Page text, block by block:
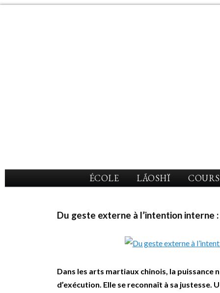
ÉCOLE LÃOSHÏ COURS
Du geste externe à l’intention interne
Dans les arts martiaux chinois, la puissance
d’exécution. Elle se reconnaît à sa justesse.